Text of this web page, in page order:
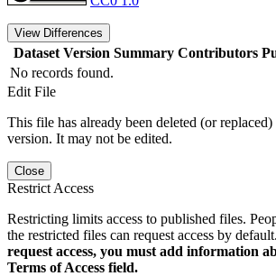
View Differences
Dataset Version Summary Contributors
No records found.
Edit File
This file has already been deleted (or
version. It may not be edited.
Close
Restrict Access
Restricting limits access to published files.
the restricted files can request access by default.
request access, you must add information
Terms of Access field.